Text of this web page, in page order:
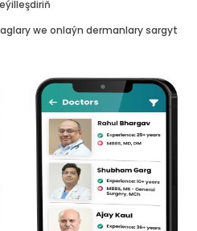
we onlaýn dermanlary sargyt